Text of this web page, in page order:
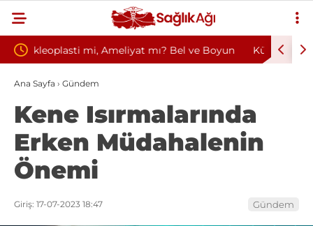
ve Boyun Kültür ve Turizm Bakanlığı Uludağ Alan
Başkanlığı 11 Sürekli İşçi Alımı Duyuruldu
Ana Sayfa › Gündem
Kene Isırmalarında
Erken Müdahalenin
Önemi
Giriş: 17-07-2023 18:47 Gündem